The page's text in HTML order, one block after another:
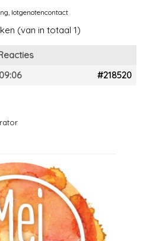
lotgenotencontact
(van in totaal 1)
#218520